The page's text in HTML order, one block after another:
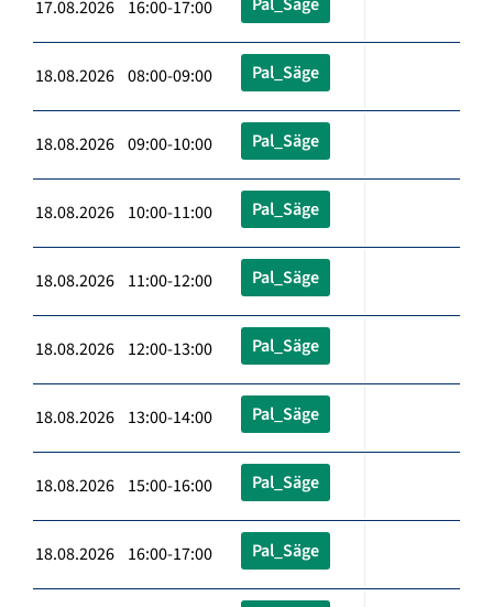
17.08.2026 16:00-17:00
18.08.2026 08:00-09:00 Pal_Säge
18.08.2026 09:00-10:00 Pal_Säge
18.08.2026 10:00-11:00 Pal_Säge
18.08.2026 11:00-12:00 Pal_Säge
18.08.2026 12:00-13:00 Pal_Säge
18.08.2026 13:00-14:00 Pal_Säge
18.08.2026 15:00-16:00 Pal_Säge
18.08.2026 16:00-17:00 Pal_Säge